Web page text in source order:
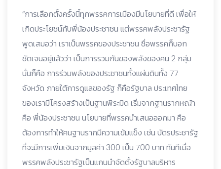
“การเลือกตั้งครั้งนี้ทุกพรรคการเมืองมีนโยบายที่ดี เพื่อให้
เกิดประโยชน์กับพี่น้องประชาชน แต่พรรคพลังประชารัฐ
พูดเสมอว่า เราเป็นพรรคของประชาชน ชื่อพรรคก็บอก
ชัดเจนอยู่แล้วว่า เป็นการรวมกันของพลังของคน 2 กลุ่ม
นั่นก็คือ การร่วมพลังของประชาชนทั้งแผ่นดินทั้ง 77
จังหวัด ภายใต้การดูแลของรัฐ ก็คือรัฐบาล ประเทศไทย
ของเรามีโครงสร้างเป็นฐานพิระมิด เริ่มจากฐานรากหญ้า
คือ พี่น้องประชาชน นโยบายที่พรรคนำเสนอออกมา คือ
ต้องการทำให้คนฐานรากมีความเข้มแข็ง เช่น บัตรประชารัฐ
ที่จะมีการเพิ่มเงินจากมูลค่า 300 เป็น 700 บาท ทันทีเมื่อ
พรรคพลังประชารัฐเป็นแกนนำจัดตั้งรัฐบาลบริหาร